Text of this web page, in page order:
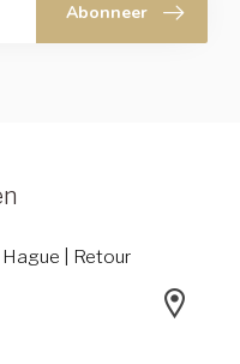
Abonneer
| Retour